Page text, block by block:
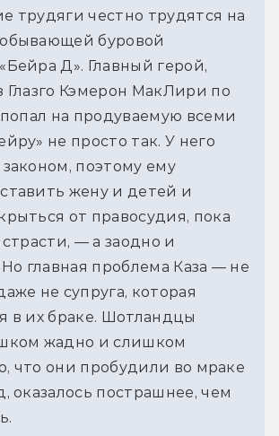
трудяги честно трудятся на
буровой
Д». Главный герой,
Глазго Кэмерон МакЛири по
на продуваемую всеми
не просто так. У него
поэтому ему
жену и детей и
от правосудия, пока
страсти, — а заодно и
Но главная проблема Каза — не
не супруга, которая
в их браке. Шотландцы
жадно и слишком
что они пробудили во мраке
оказалось пострашнее, чем